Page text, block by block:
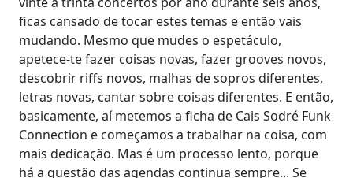
ficas cansado de tocar estes temas e então vais
mudando. Mesmo que mudes o espetáculo,
apetece-te fazer coisas novas, fazer grooves novos,
descobrir riffs novos, malhas de sopros diferentes,
letras novas, cantar sobre coisas diferentes. E então,
basicamente, aí metemos a ficha de Cais Sodré Funk
Connection e começamos a trabalhar na coisa, com
mais dedicação. Mas é um processo lento, porque
há a questão das agendas continua sempre... Se